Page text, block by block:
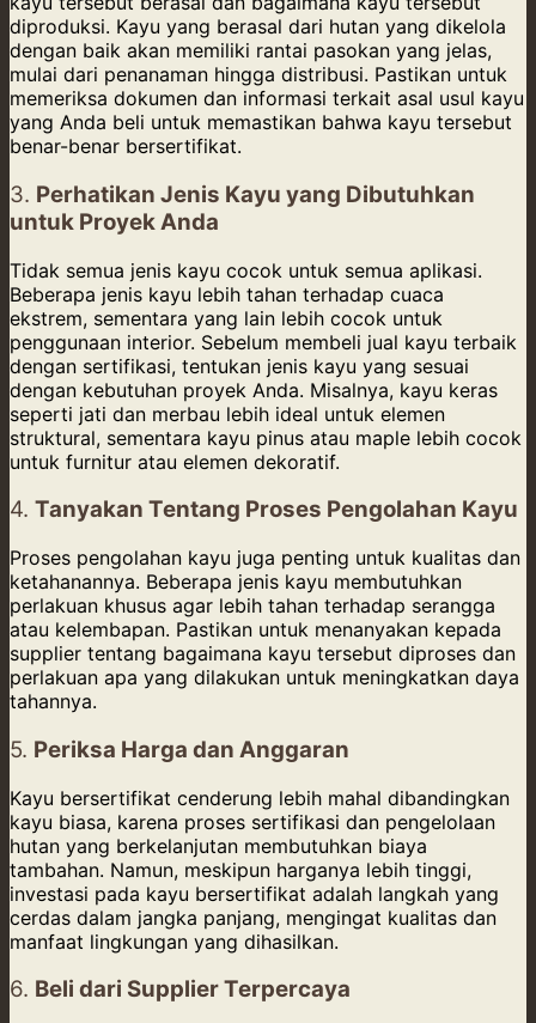
diproduksi. Kayu yang berasal dari hutan yang dikelola
dengan baik akan memiliki rantai pasokan yang jelas,
mulai dari penanaman hingga distribusi. Pastikan untuk
memeriksa dokumen dan informasi terkait asal usul kayu
yang Anda beli untuk memastikan bahwa kayu tersebut
benar-benar bersertifikat.
3. Perhatikan Jenis Kayu yang Dibutuhkan
untuk Proyek Anda
Tidak semua jenis kayu cocok untuk semua aplikasi.
Beberapa jenis kayu lebih tahan terhadap cuaca
ekstrem, sementara yang lain lebih cocok untuk
penggunaan interior. Sebelum membeli jual kayu terbaik
dengan sertifikasi, tentukan jenis kayu yang sesuai
dengan kebutuhan proyek Anda. Misalnya, kayu keras
seperti jati dan merbau lebih ideal untuk elemen
struktural, sementara kayu pinus atau maple lebih cocok
untuk furnitur atau elemen dekoratif.
4. Tanyakan Tentang Proses Pengolahan Kayu
Proses pengolahan kayu juga penting untuk kualitas dan
ketahanannya. Beberapa jenis kayu membutuhkan
perlakuan khusus agar lebih tahan terhadap serangga
atau kelembapan. Pastikan untuk menanyakan kepada
supplier tentang bagaimana kayu tersebut diproses dan
perlakuan apa yang dilakukan untuk meningkatkan daya
tahannya.
5. Periksa Harga dan Anggaran
Kayu bersertifikat cenderung lebih mahal dibandingkan
kayu biasa, karena proses sertifikasi dan pengelolaan
hutan yang berkelanjutan membutuhkan biaya
tambahan. Namun, meskipun harganya lebih tinggi,
investasi pada kayu bersertifikat adalah langkah yang
cerdas dalam jangka panjang, mengingat kualitas dan
manfaat lingkungan yang dihasilkan.
6. Beli dari Supplier Terpercaya